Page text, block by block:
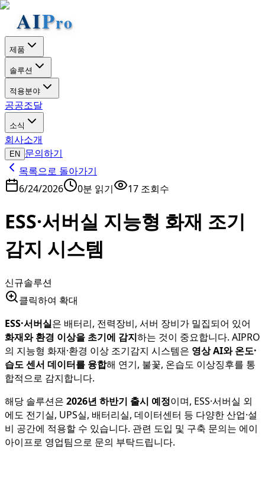
제품
솔루션
적용분야
공공조달
소식
회사소개
EN
문의하기
목록으로 돌아가기
6/24/2026
0분 읽기 17 조회수
ESS·서버실 지능형 화재 조기
감지 시스템
신규솔루션
클릭하여 확대
ESS·서버실은 배터리, 전력장비, 서버 장비가 밀집되어 있어
화재와 환경 이상을 초기에 감지하는 것이 중요합니다. AIPRO
의 지능형 화재·환경 이상 조기감지 시스템은 영상 AI와 온도·
습도 센서 데이터를 융합해 연기, 불꽃, 온습도 이상징후를 통
합적으로 감지합니다.
해당 솔루션은 2026년 하반기 출시 예정이며, ESS·서버실 외
에도 전기실, UPS실, 배터리실, 데이터센터 등 다양한 산업·설
비 공간에 적용할 수 있습니다. 관련 도입 및 구축 문의는 에이
아이프로 영업팀으로 문의 부탁드립니다.